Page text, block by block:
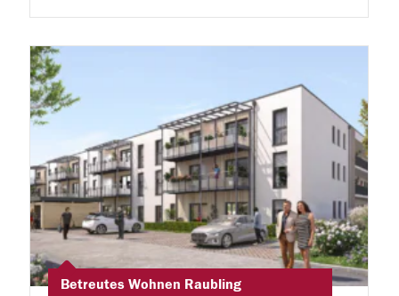
Betreutes Wohnen Raubling